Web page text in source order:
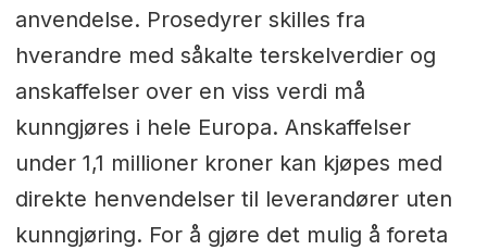
anvendelse. Prosedyrer skilles fra
hverandre med såkalte terskelverdier og
anskaffelser over en viss verdi må
kunngjøres i hele Europa. Anskaffelser
under 1,1 millioner kroner kan kjøpes med
direkte henvendelser til leverandører uten
kunngjøring. For å gjøre det mulig å foreta